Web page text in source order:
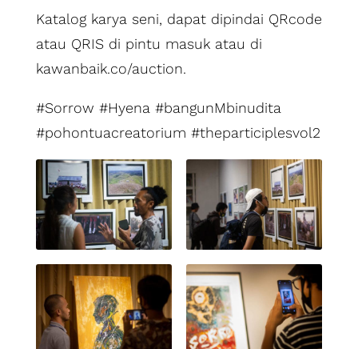
Katalog karya seni, dapat dipindai QRcode
atau QRIS di pintu masuk atau di
kawanbaik.co/auction.
#Sorrow #Hyena #bangunMbinudita
#pohontuacreatorium #theparticiplesvol2